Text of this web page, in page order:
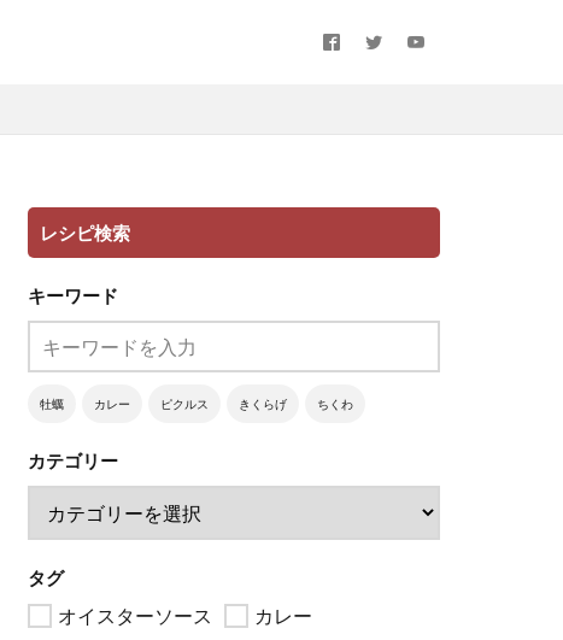
レシピ検索
キーワード
牡蠣 カレー ピクルス きくらげ ちくわ
カテゴリー
タグ
オイスターソース
カレー